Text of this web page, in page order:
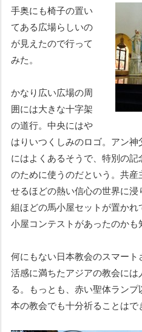
手奥にも椅子の置い
てある広場らしいの
が見えたので行って
みた。
かなり広い広場の周
囲には大きな十字架
の道行。中央にはや
はりいつくしみのロゴ。アン
にはよくあるそうで、特別の
のために使うのだという。共産
せるほどの熱い信心の世界に
組ほどの馬小屋セットが置か
小屋コンテストがあったのかも
何にもない日本教会のスマー
活感に満ちたアジアの教会に
る。もっとも、赤い聖体ラン
本の教会でも十分祈ることはで